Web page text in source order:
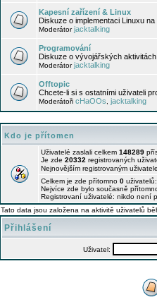
Kapesní zařízení & Linux
Diskuze o implementaci Linuxu
Moderátorjacktalking
Programování
Diskuze o vývojářských aktivitách
Moderátorjacktalking
Offtopic
Chcete-li si s ostatními uživateli
Moderátoři cHaOOs jacktalking
Kdo je přítomen
Uživatelé zaslali celkem 148289
Je zde 20332 registrovaných
Nejnovějším registrovaným
Celkem je zde přítomno 0
Nejvíce zde bylo současně
Registrovaní uživatelé: nikdo není
Tato data jsou založena na aktivitě uživatelů
Přihlášení
Uživatel: